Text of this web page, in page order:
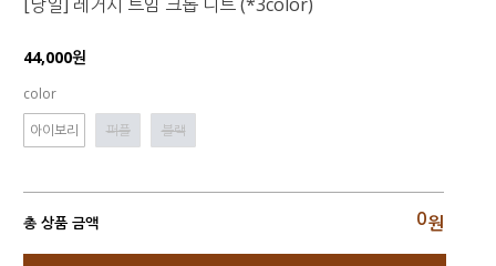
44,000원
color
아이보리
퍼플 블랙
총 상품 금액 0원